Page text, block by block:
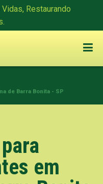
Restaurando
de Barra Bonita - SP
em